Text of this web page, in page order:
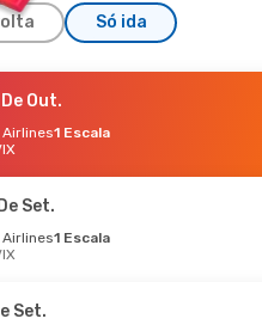
Só ida
Out.- Seg., 5 De Out.
Airlines1 Escala
Ago. - Dom., 30 De Ago.
Out.
Airlines1 Escala
Set.
Airlines1 Escala
Set.